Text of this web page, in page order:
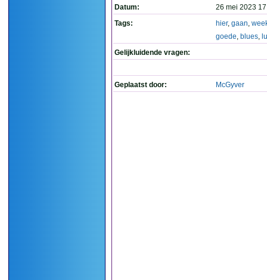
Datum:
26 mei 2023
Tags:
hier, gaan,
goede, blues,
Gelijkluidende vragen:
Geplaatst door: McGyver